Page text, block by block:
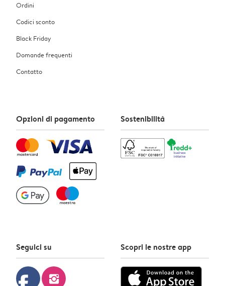
Ordini
Codici sconto
Black Friday
Domande frequenti
Contatto
Opzioni di pagamento Sostenibilità
Seguici su
instagram
Scopri le nostre app